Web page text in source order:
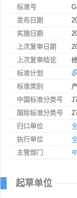
标准号
发布日期
实施日期
上次复审日期
上次复审结论
标准计划
标准类别
中国标准分类号
国际标准分类号
归口单位
执行单位
主管部门
起草单位